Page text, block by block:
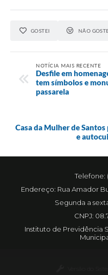
GOSTEI NÃO
NOTÍCIA MAIS RECENTE
Desfile em
tem símbolos e
passarela
Casa da Mulher de
e
Telefone:
Endereço: Rua Amador
Segunda a
CNPJ:
Instituto de Previdência